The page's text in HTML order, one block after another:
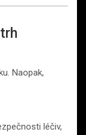
Naopak,
léčiv,